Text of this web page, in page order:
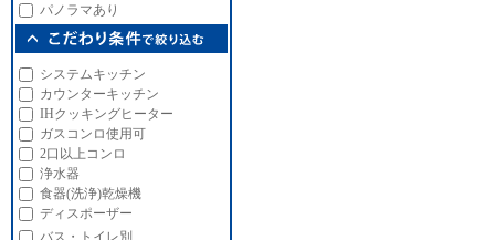
パノラマあり
システムキッチン
カウンターキッチン
IHクッキングヒーター
ガスコンロ使用可
2口以上コンロ
浄水器
食器(洗浄)乾燥機
ディスポーザー